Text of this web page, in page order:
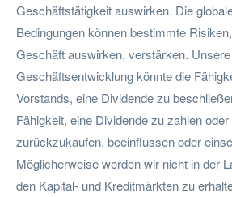
Geschäftstätigkeit auswirken. Die
Bedingungen können bestimmte
Geschäft auswirken, verstärken. Unsere
Geschäftsentwicklung könnte die
Vorstands, eine Dividende zu
Fähigkeit, eine Dividende zu zahlen
zurückzukaufen, beeinflussen oder
Möglicherweise werden wir nicht in der
den Kapital- und Kreditmärkten zu